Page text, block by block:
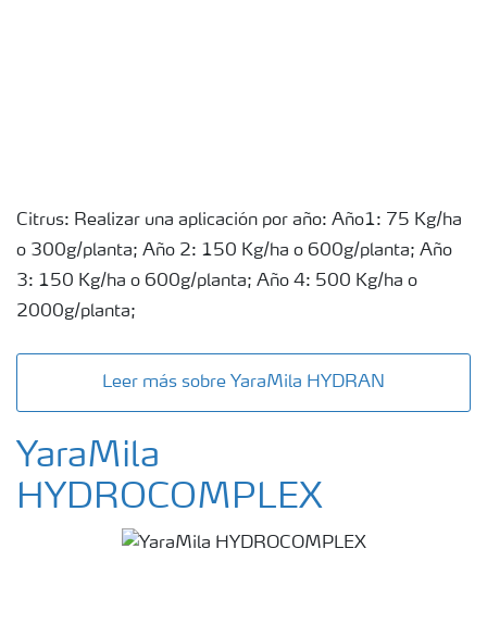
Citrus: Realizar una aplicación por año: Año1: 75 Kg/ha
o 300g/planta; Año 2: 150 Kg/ha o 600g/planta; Año
3: 150 Kg/ha o 600g/planta; Año 4: 500 Kg/ha o
2000g/planta;
Leer más sobre YaraMila HYDRAN
YaraMila
HYDROCOMPLEX